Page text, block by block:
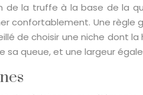
de la truffe à la base de la
confortablement. Une règle
de choisir une niche dont
queue, et une largeur